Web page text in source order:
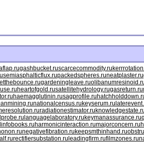
gashbucket.ruscarcecommodity.ru
semiasphalticflux.rupackedspheres.runeatplaster.ru
gardeningleave.ru
heartofgold.rusatellitehydrology.rugasreturn.ru
haemagglutinin.rusagprofile.ru
nationalcensus.rukeyserum.ru
radiationestimator.ru
languagelaboratory.rukeymanassurance.ru
harmonicinteraction.rumajorconcern.ru
negativefibration.rukeepsmthinhand.ru
rectifiersubstation.ru leadingfirm.rufilmzones.ru